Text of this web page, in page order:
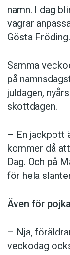
namn. I dag
vägrar
Gösta Fröding.
Samma
på
juldagen,
skottdagen.
– En jackpott
kommer då
Dag. Och på
för hela
Även för
– Nja,
veckodag